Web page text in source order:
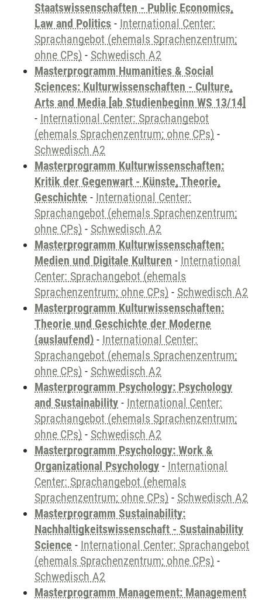
Staatswissenschaften - Public Economics,
Law and Politics - International Center:
Sprachangebot (ehemals Sprachenzentrum;
ohne CPs) - Schwedisch A2
Masterprogramm Humanities & Social
Sciences: Kulturwissenschaften - Culture,
Arts and Media [ab Studienbeginn WS 13/14]
- International Center: Sprachangebot
(ehemals Sprachenzentrum; ohne CPs) -
Schwedisch A2
Masterprogramm Kulturwissenschaften:
Kritik der Gegenwart - Künste, Theorie,
Geschichte - International Center:
Sprachangebot (ehemals Sprachenzentrum;
ohne CPs) - Schwedisch A2
Masterprogramm Kulturwissenschaften:
Medien und Digitale Kulturen - International
Center: Sprachangebot (ehemals
Sprachenzentrum; ohne CPs) - Schwedisch A2
Masterprogramm Kulturwissenschaften:
Theorie und Geschichte der Moderne
(auslaufend) - International Center:
Sprachangebot (ehemals Sprachenzentrum;
ohne CPs) - Schwedisch A2
Masterprogramm Psychology: Psychology
and Sustainability - International Center:
Sprachangebot (ehemals Sprachenzentrum;
ohne CPs) - Schwedisch A2
Masterprogramm Psychology: Work &
Organizational Psychology - International
Center: Sprachangebot (ehemals
Sprachenzentrum; ohne CPs) - Schwedisch A2
Masterprogramm Sustainability:
Nachhaltigkeitswissenschaft - Sustainability
Science - International Center: Sprachangebot
(ehemals Sprachenzentrum; ohne CPs) -
Schwedisch A2
Masterprogramm Management: Management